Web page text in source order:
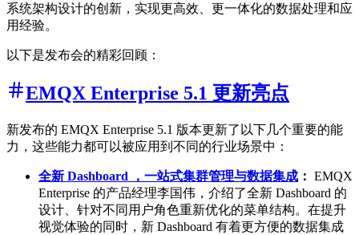
系统架构设计的创新，实现更高效、更一体化的数据处理和应
用经验。
以下是发布会的精彩回顾：
EMQX Enterprise 5.1 更新亮点
新发布的 EMQX Enterprise 5.1 版本更新了以下几个重要的能
力，这些能力都可以被应用到不同的行业场景中：
全新 Dashboard ，一站式集群管理与数据集成 ： EMQX
Enterprise 的产品经理李国伟，介绍了全新 Dashboard 的
设计、针对不同用户角色重新优化的菜单结构。在提升
视觉体验的同时，新 Dashboard 有着更方便的数据集成